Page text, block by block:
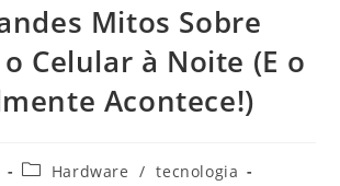
Mitos Sobre
Celular à Noite (E o
Acontece!)
Hardware / tecnologia